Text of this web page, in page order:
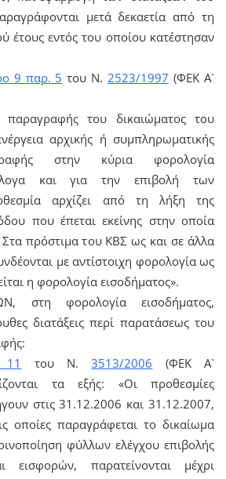
μετά δεκαετία από τη
έτους εντός του οποίου κατέστησαν
9 παρ. 5 του Ν. 2523/1997 (ΦΕΚ Α`
παραγραφής του δικαιώματος του
αρχικής ή συμπληρωματικής
στην κύρια φορολογία
και για την επιβολή των
αρχίζει από τη λήξη της
που έπεται εκείνης στην οποία
πρόστιμα του ΚΒΣ ως και σε άλλα
με αντίστοιχη φορολογία ως
η φορολογία εισοδήματος».
στη φορολογία εισοδήματος,
διατάξεις περί παρατάσεως του
11 του Ν.3513/2006 (ΦΕΚ Α`
τα εξής: «Οι προθεσμίες
στις 31.12.2006 και 31.12.2007,
οποίες παραγράφεται το δικαίωμα
φύλλων ελέγχου επιβολής
παρατείνονται μέχρι